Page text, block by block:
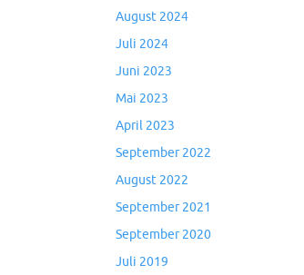
August 2024
Juli 2024
Juni 2023
Mai 2023
April 2023
September 2022
August 2022
September 2021
September 2020
Juli 2019